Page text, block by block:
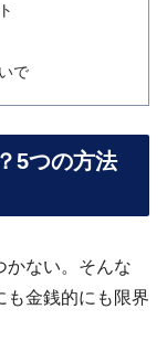
で
5つの方法
かない。そんな
も金銭的にも限界